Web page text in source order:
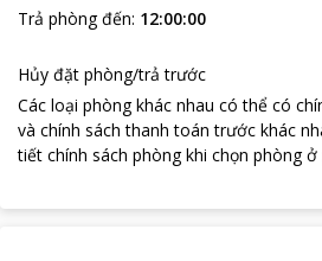
Trả phòng đến: 12:00:00
Hủy đặt phòng/trả trước
Các loại phòng khác nhau có thể có
và chính sách thanh toán trước khác
tiết chính sách phòng khi chọn phòng ở